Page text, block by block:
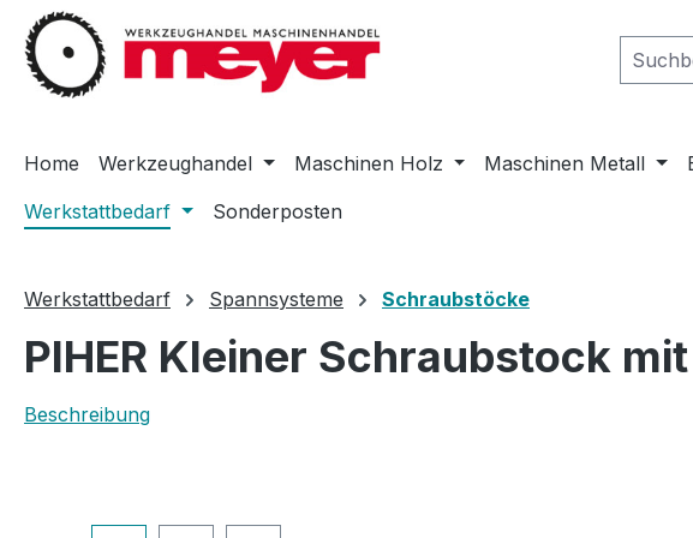
Hauptinhalt springen
Zur Suche springen
Zur Hauptnavigation springen
Home Werkzeughandel Maschinen Holz Maschinen Metall
Werkstattbedarf
Sonderposten
Werkstattbedarf Spannsysteme Schraubstöcke
PIHER Kleiner Schraubstock
Beschreibung